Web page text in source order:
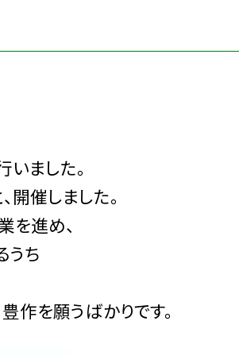
いました。
催しました。
を進め、
うち
作を願うばかりです。